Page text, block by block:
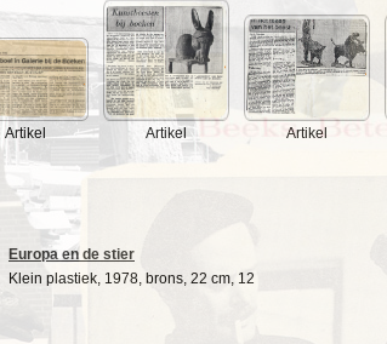
Artikel Artikel Artikel
Europa en de stier
Klein plastiek, 1978, brons, 22 cm, 12